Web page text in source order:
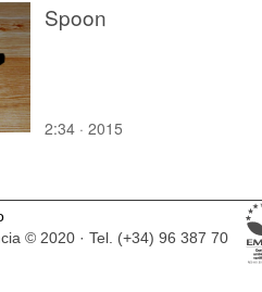
Spoon
2:34 · 2015
© 2020 · Tel. (+34) 96 387 70